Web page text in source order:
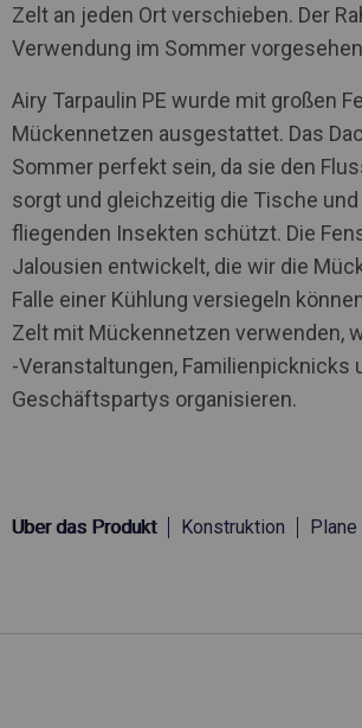
Zelt an jeden Ort verschieben. Der
Verwendung im Sommer
Airy Tarpaulin PE wurde mit großen
Mückennetzen ausgestattet. Das
Sommer perfekt sein, da sie den
sorgt und gleichzeitig die Tische
fliegenden Insekten schützt. Die
Jalousien entwickelt, die wir die
Falle einer Kühlung versiegeln
Zelt mit Mückennetzen verwenden,
-Veranstaltungen, Familienpicknicks
Geschäftspartys organisieren.
Über das Produkt Konstruktion Plane